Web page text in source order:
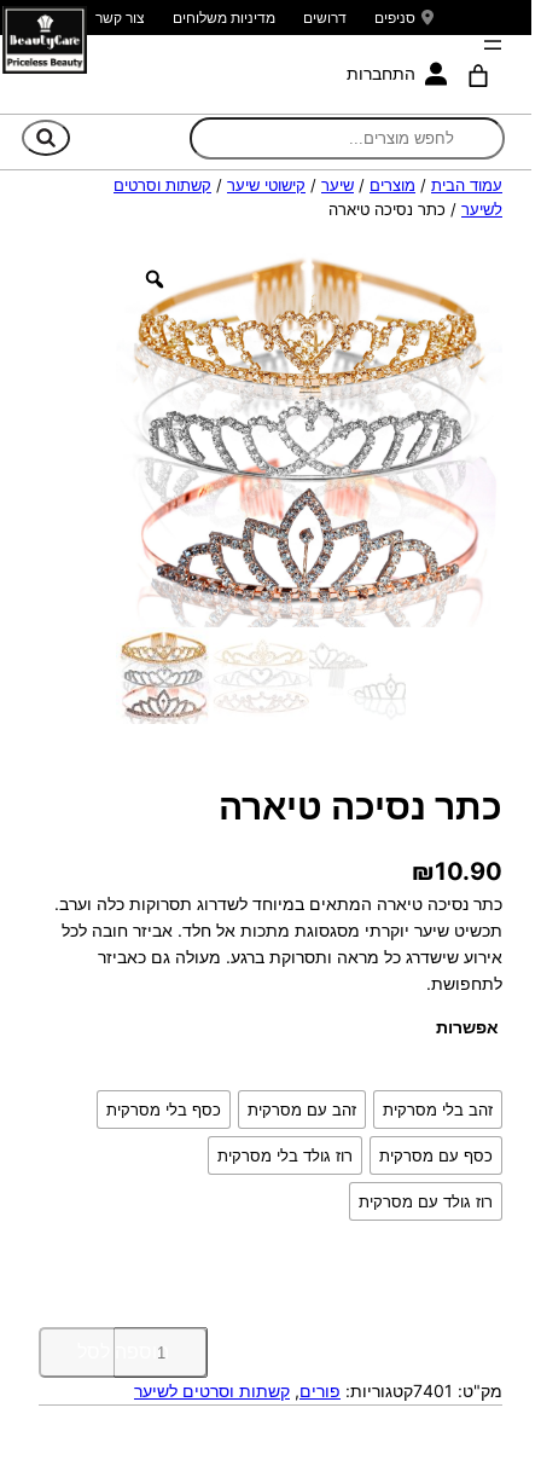
סניפים דרושים מדיניות משלוחים צור קשר
התחברות
עמוד הבית / מוצרים / שיער / קישוטי שיער / קשתות וסרטים
לשיער / כתר נסיכה טיארה
כתר נסיכה טיארה
₪10.90
כתר נסיכה טיארה המתאים במיוחד לשדרוג תסרוקות כלה וערב.
תכשיט שיער יוקרתי מסגסוגת מתכות אל חלד. אביזר חובה לכל
אירוע שישדרג כל מראה ותסרוקת ברגע. מעולה גם כאביזר
לתחפושת.
אפשרות
זהב בלי מסרקית זהב עם מסרקית כסף בלי מסרקית
כסף עם מסרקית רוז גולד בלי מסרקית
רוז גולד עם מסרקית
כ
ו
הוספה לסל
מק"ט: 7401קטגוריות: פורים, קשתות וסרטים לשיער